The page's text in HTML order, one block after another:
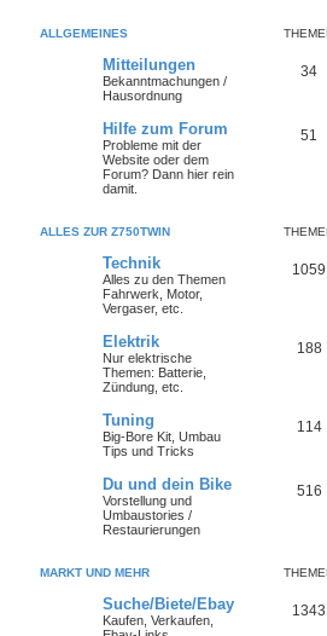
ALLGEMEINES
Mitteilungen
Bekanntmachungen /
Hausordnung
34
Hilfe zum Forum
Probleme mit der
Website oder dem
Forum? Dann hier rein
damit.
51
ALLES ZUR Z750TWIN
Technik
Alles zu den Themen
Fahrwerk, Motor,
Vergaser, etc.
1059
Elektrik
Nur elektrische
Themen: Batterie,
Zündung, etc.
188
Tuning
Big-Bore Kit, Umbau
Tips und Tricks
114
Du und dein Bike
Vorstellung und
Umbaustories /
Restaurierungen
516
MARKT UND MEHR
Suche/Biete/Ebay
Kaufen, Verkaufen,
1343